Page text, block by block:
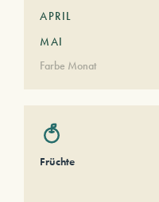
APRIL
MAI
Farbe Monat
Früchte